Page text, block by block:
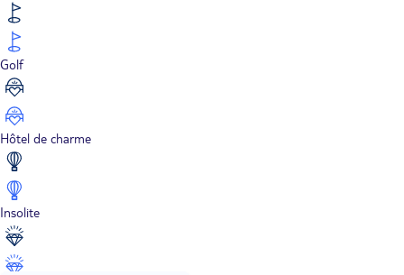
Golf
Hôtel de charme
Insolite